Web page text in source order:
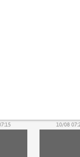
10/08